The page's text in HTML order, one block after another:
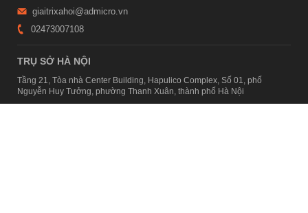
giaitrixahoi@admicro.vn
02473007108
TRỤ SỞ HÀ NỘI
Tầng 21, Tòa nhà Center Building, Hapulico Complex, Số 01, phố
Nguyễn Huy Tưởng, phường Thanh Xuân, thành phố Hà Nội